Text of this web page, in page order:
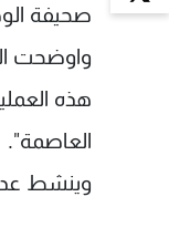
صحيفة
واوضحت
هذه
العاصمة".
وينشط